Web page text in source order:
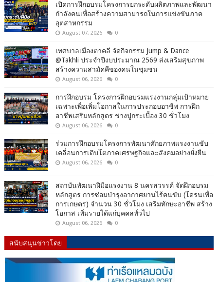
เปิดการฝึกอบรมโครงการยกระดับผลิตภาพและพัฒนา
กำลังคนเพื่อสร้างความสามารถในการแข่งขันภาค
อุตสาหกรรม
August 07, 2026 0
เทศบาลเมืองตาคลี จัดกิจกรรม Jump & Dance
@Takhli ประจำปีงบประมาณ 2569 ส่งเสริมสุขภาพ
สร้างความสามัคคีของคนในชุมชน
August 06, 2026 0
การฝึกอบรม โครงการฝึกอบรมแรงงานกลุ่มเป้าหมาย
เฉพาะเพื่อเพิ่มโอกาสในการประกอบอาชีพ การฝึก
อาชีพเสริมหลักสูตร ช่างปูกระเบื้อง 30 ชั่วโมง
August 06, 2026 0
ร่วมการฝึกอบรมโครงการพัฒนาศักยภาพแรงงานขับ
เคลื่อนการเติบโตภาคเศรษฐกิจและสังคมอย่างยั่งยืน
August 06, 2026 0
สถาบันพัฒนาฝีมือแรงงาน 8 นครสวรรค์ จัดฝึกอบรม
หลักสูตร การซ่อมบำรุงอากาศยานไร้คนขับ (โดรนเพื่อ
การเกษตร) จำนวน 30 ชั่วโมง เสริมทักษะอาชีพ สร้าง
โอกาส เพิ่มรายได้แก่บุคคลทั่วไป
August 06, 2026 0
สนับสนุนข่าวโดย